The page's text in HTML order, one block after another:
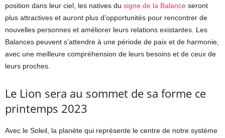
position dans leur ciel, les natives du signe de la Balance seront
plus attractives et auront plus d’opportunités pour rencontrer de
nouvelles personnes et améliorer leurs relations existantes. Les
Balances peuvent s’attendre à une période de paix et de harmonie,
avec une meilleure compréhension de leurs besoins et de ceux de
leurs proches.
Le Lion sera au sommet de sa forme ce
printemps 2023
Avec le Soleil, la planète qui représente le centre de notre système